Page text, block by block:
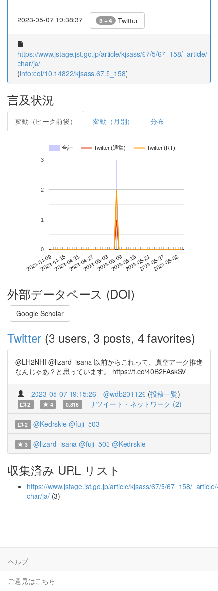
2023-05-07 19:38:37 3 + 4 Twitter
https://www.jstage.jst.go.jp/article/kjsass/67/5/67_158/_article/-
char/ja/
(info:doi/10.14822/kjsass.67.5_158)
言及状況
変動（ピーク前後） 変動（月別） 分布
合計 Twitter (通常) Twitter (RT)
2023-04-092023-04-152023-04-212023-04-272023-05-032023-05-092023-05-152023-05-212023-05-272023-06-02
0
1
2
3
外部データベース (DOI)
Google Scholar
Twitter (3 users, 3 posts, 4 favorites)
@LH2NHI @lizard_isana 以前からこれって、真空アーク推進
なんじゃあ？と思っています。 https://t.co/40B2FAskSV
2023-05-07 19:15:26 @wdb201126 (投稿一覧)
2 4 0.816 リツイート・ネットワーク (2)
2 @Kedrskie @fuji_503
3 @lizard_isana @fuji_503 @Kedrskie
収集済み URL リスト
https://www.jstage.jst.go.jp/article/kjsass/67/5/67_158/
char/ja/ (3)
ヘルプ
ご意見はこちら